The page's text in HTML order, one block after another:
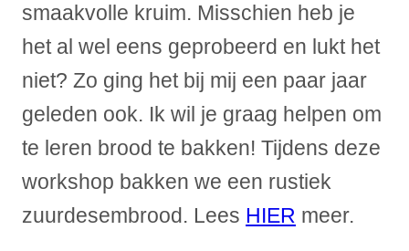
s
o
r
s
h
smaakvolle kruim. Misschien heb je
het al wel eens geprobeerd en lukt het
niet? Zo ging het bij mij een paar jaar
geleden ook. Ik wil je graag helpen om
te leren brood te bakken! Tijdens deze
workshop bakken we een rustiek
zuurdesembrood. Lees HIER meer.